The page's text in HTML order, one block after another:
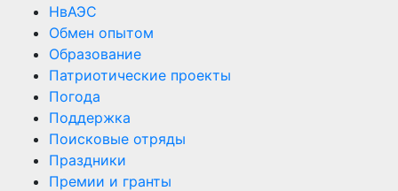
НвАЭС
Обмен опытом
Образование
Патриотические проекты
Погода
Поддержка
Поисковые отряды
Праздники
Премии и гранты